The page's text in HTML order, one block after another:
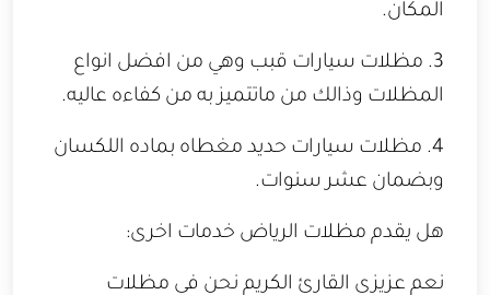
المكان.
3. مظلات سيارات قبب وهي من افضل انواع
المظلات وذالك من ماتتميز به من كفاءه عاليه.
4. مظلات سيارات حديد مغطاه بماده اللكسان
وبضمان عشر سنوات.
هل يقدم مظلات الرياض خدمات اخرى:
نعم عزيزي القارئ الكريم نحن في مظلات